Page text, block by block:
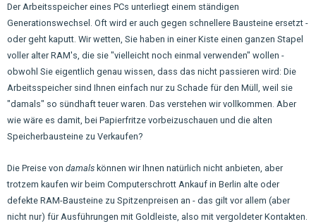
Der Arbeitsspeicher eines PCs unterliegt einem ständigen
Generationswechsel. Oft wird er auch gegen schnellere Bausteine ersetzt -
oder geht kaputt. Wir wetten, Sie haben in einer Kiste einen ganzen Stapel
voller alter RAM's, die sie "vielleicht noch einmal verwenden" wollen -
obwohl Sie eigentlich genau wissen, dass das nicht passieren wird: Die
Arbeitsspeicher sind Ihnen einfach nur zu Schade für den Müll, weil sie
"damals" so sündhaft teuer waren. Das verstehen wir vollkommen. Aber
wie wäre es damit, bei Papierfritze vorbeizuschauen und die alten
Speicherbausteine zu Verkaufen?
Die Preise von damals können wir Ihnen natürlich nicht anbieten, aber
trotzem kaufen wir beim Computerschrott Ankauf in Berlin alte oder
defekte RAM-Bausteine zu Spitzenpreisen an - das gilt vor allem (aber
nicht nur) für Ausführungen mit Goldleiste, also mit vergoldeter Kontakten.